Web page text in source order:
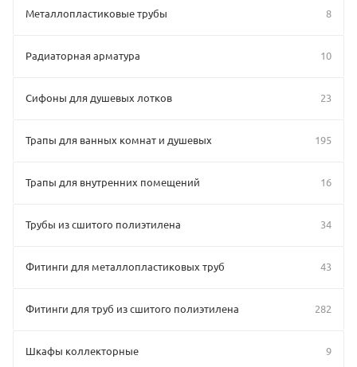
Металлопластиковые трубы 8
Радиаторная арматура 10
Сифоны для душевых лотков 23
Трапы для ванных комнат и душевых 195
Трапы для внутренних помещений 16
Трубы из сшитого полиэтилена 34
Фитинги для металлопластиковых труб 43
Фитинги для труб из сшитого полиэтилена 282
Шкафы коллекторные 9